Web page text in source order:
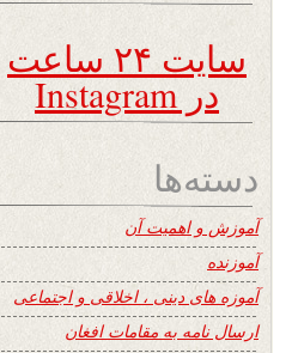
سایت ۲۴ ساعت
در Instagram
دسته‌ها
آموزش و اهمیت آن
آموزنده
آموزه های دینی ، اخلاقی و اجتماعی
ارسال نامه به مقامات افغان